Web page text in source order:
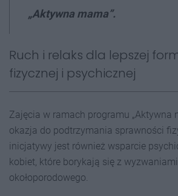
„Aktywna mama”.
Ruch i relaks dla lepszej
fizycznej i psychicznej
Zajęcia w ramach programu „Aktywna
okazja do podtrzymania sprawności
inicjatywy jest również wsparcie
kobiet, które borykają się z
okołoporodowego.